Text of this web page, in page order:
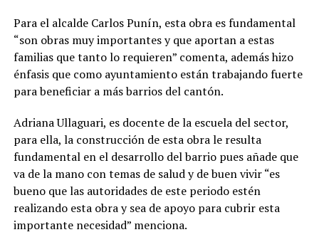
Para el alcalde Carlos Punín, esta obra es fundamental
“son obras muy importantes y que aportan a estas
familias que tanto lo requieren” comenta, además hizo
énfasis que como ayuntamiento están trabajando fuerte
para beneficiar a más barrios del cantón.
Adriana Ullaguari, es docente de la escuela del sector,
para ella, la construcción de esta obra le resulta
fundamental en el desarrollo del barrio pues añade que
va de la mano con temas de salud y de buen vivir “es
bueno que las autoridades de este periodo estén
realizando esta obra y sea de apoyo para cubrir esta
importante necesidad” menciona.